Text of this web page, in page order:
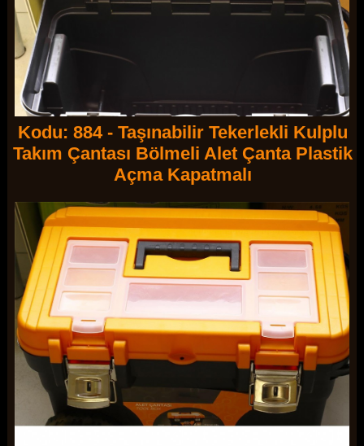
Kodu: 884 - Taşınabilir Tekerlekli Kulplu
Takım Çantası Bölmeli Alet Çanta Plastik
Açma Kapatmalı